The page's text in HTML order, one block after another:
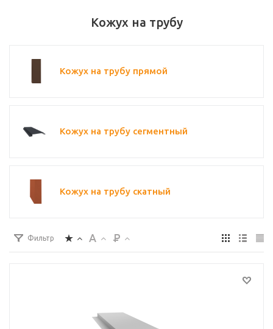
Кожух на трубу
Кожух на трубу прямой
Кожух на трубу сегментный
Кожух на трубу скатный
Фильтр